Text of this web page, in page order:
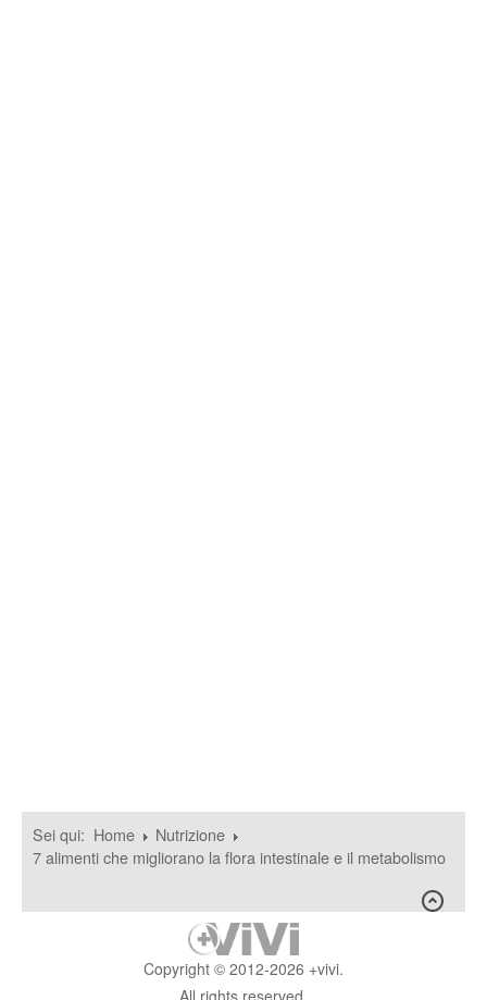
Sei qui: Home
Nutrizione
7 alimenti che migliorano la flora intestinale e il metabolismo
Copyright © 2012-2026 +vivi.
All rights reserved.